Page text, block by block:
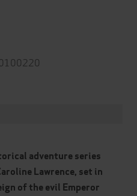
adventure series
Lawrence, set in
of the evil Emperor